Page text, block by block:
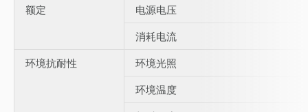
额定
电源电压
消耗电流
环境抗耐性
环境光照
环境温度